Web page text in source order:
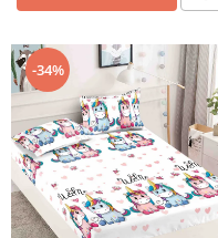
-34%